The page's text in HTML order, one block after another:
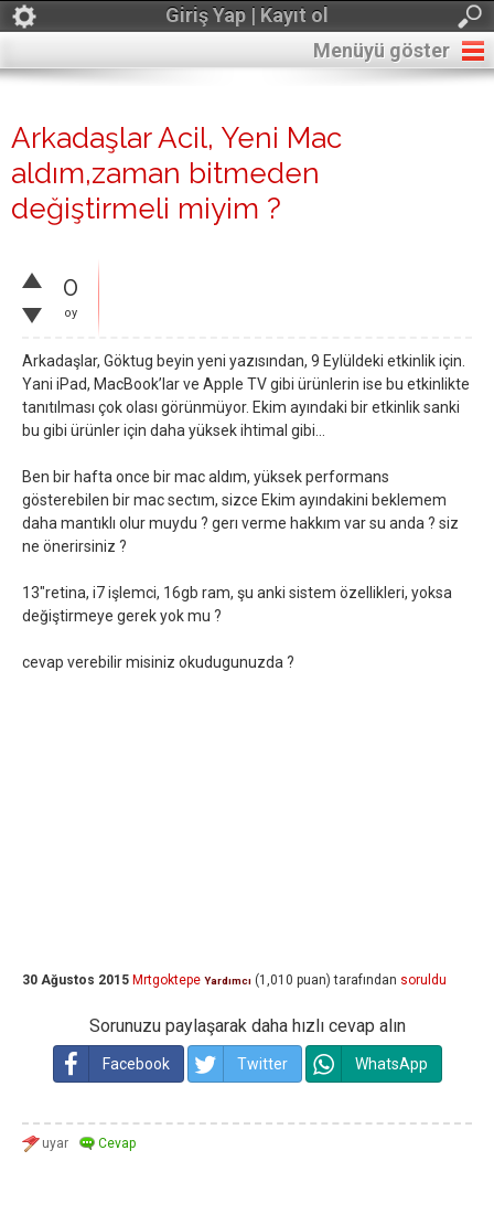
Giriş Yap | Kayıt ol
Menüyü göster
Arkadaşlar Acil, Yeni Mac
aldım,zaman bitmeden
değiştirmeli miyim ?
0
oy
Arkadaşlar, Göktug beyin yeni yazısından, 9 Eylüldeki etkinlik için.
Yani iPad, MacBook’lar ve Apple TV gibi ürünlerin ise bu etkinlikte
tanıtılması çok olası görünmüyor. Ekim ayındaki bir etkinlik sanki
bu gibi ürünler için daha yüksek ihtimal gibi…
Ben bir hafta once bir mac aldım, yüksek performans
gösterebilen bir mac sectım, sizce Ekim ayındakini beklemem
daha mantıklı olur muydu ? gerı verme hakkım var su anda ? siz
ne önerirsiniz ?
13"retina, i7 işlemci, 16gb ram, şu anki sistem özellikleri, yoksa
değiştirmeye gerek yok mu ?
cevap verebilir misiniz okudugunuzda ?
30 Ağustos 2015 Mrtgoktepe Yardımcı (1,010 puan) tarafından soruldu
Sorunuzu paylaşarak daha hızlı cevap alın
Facebook Twitter WhatsApp